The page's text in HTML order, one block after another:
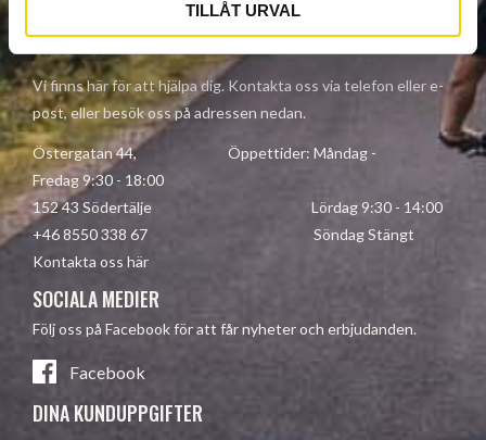
TILLÅT URVAL
KONTAKTA OSS
Vi finns här för att hjälpa dig. Kontakta oss via telefon eller e-
post, eller besök oss på adressen nedan.
Östergatan 44, Öppettider: Måndag -
Fredag 9:30 - 18:00
152 43 Södertälje Lördag 9:30 - 14:00
+46 8550 338 67 Söndag Stängt
Kontakta oss här
SOCIALA MEDIER
Följ oss på Facebook för att får nyheter och erbjudanden.
Facebook
DINA KUNDUPPGIFTER